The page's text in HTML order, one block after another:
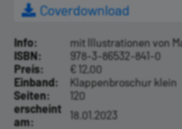
Coverdownload
Info:
mit Illustrationen von
ISBN:
978-3-86532-841-0
Preis:
€ 12,00
Einband:
Klappenbroschur klein
Seiten:
120
erscheint
am:
18.01.2023